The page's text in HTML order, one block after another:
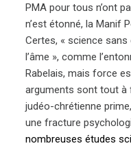
PMA pour tous n’ont
n’est étonné, la Manif
Certes, « science sans
l’âme », comme
Rabelais, mais force
arguments sont tout à
judéo-chrétienne
une fracture
nombreuses études